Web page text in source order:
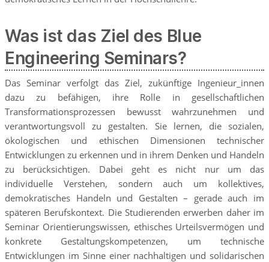
Was ist das Ziel des Blue
Engineering Seminars?
Das Seminar verfolgt das Ziel, zukünftige Ingenieur_innen
dazu zu befähigen, ihre Rolle in gesellschaftlichen
Transformationsprozessen bewusst wahrzunehmen und
verantwortungsvoll zu gestalten. Sie lernen, die sozialen,
ökologischen und ethischen Dimensionen technischer
Entwicklungen zu erkennen und in ihrem Denken und Handeln
zu berücksichtigen. Dabei geht es nicht nur um das
individuelle Verstehen, sondern auch um kollektives,
demokratisches Handeln und Gestalten – gerade auch im
späteren Berufskontext. Die Studierenden erwerben daher im
Seminar Orientierungswissen, ethisches Urteilsvermögen und
konkrete Gestaltungskompetenzen, um technische
Entwicklungen im Sinne einer nachhaltigen und solidarischen